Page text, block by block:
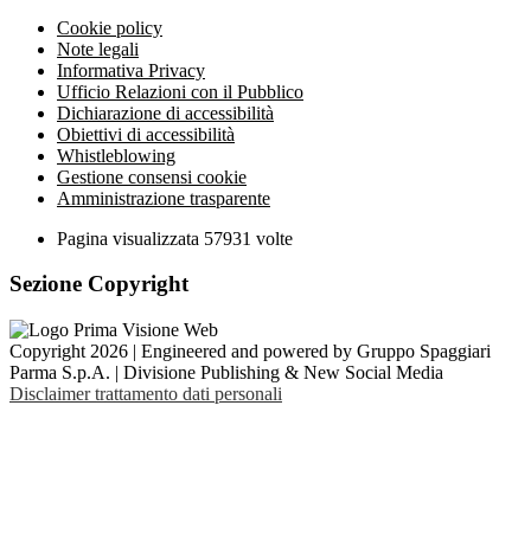
Cookie policy
Note legali
Informativa Privacy
Ufficio Relazioni con il Pubblico
Dichiarazione di accessibilità
Obiettivi di accessibilità
Whistleblowing
Gestione consensi cookie
Amministrazione trasparente
Pagina visualizzata 57931 volte
Sezione Copyright
Copyright 2026 | Engineered and powered by Gruppo Spaggiari
Parma S.p.A. | Divisione Publishing & New Social Media
Disclaimer trattamento dati personali